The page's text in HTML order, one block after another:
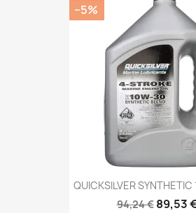
QUICKSILVER
94,24 € 89,53
−5%